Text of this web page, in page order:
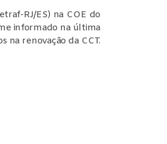
RJ/ES) na COE do
informado na última
na renovação da CCT.